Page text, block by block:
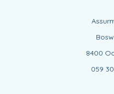
8400
059